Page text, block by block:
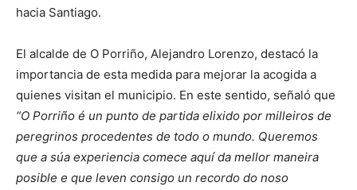
hacia Santiago.
El alcalde de O Porriño, Alejandro Lorenzo, destacó la
importancia de esta medida para mejorar la acogida a
quienes visitan el municipio. En este sentido, señaló que
“O Porriño é un punto de partida elixido por milleiros de
peregrinos procedentes de todo o mundo. Queremos
que a súa experiencia comece aquí da mellor maneira
posible e que leven consigo un recordo do noso